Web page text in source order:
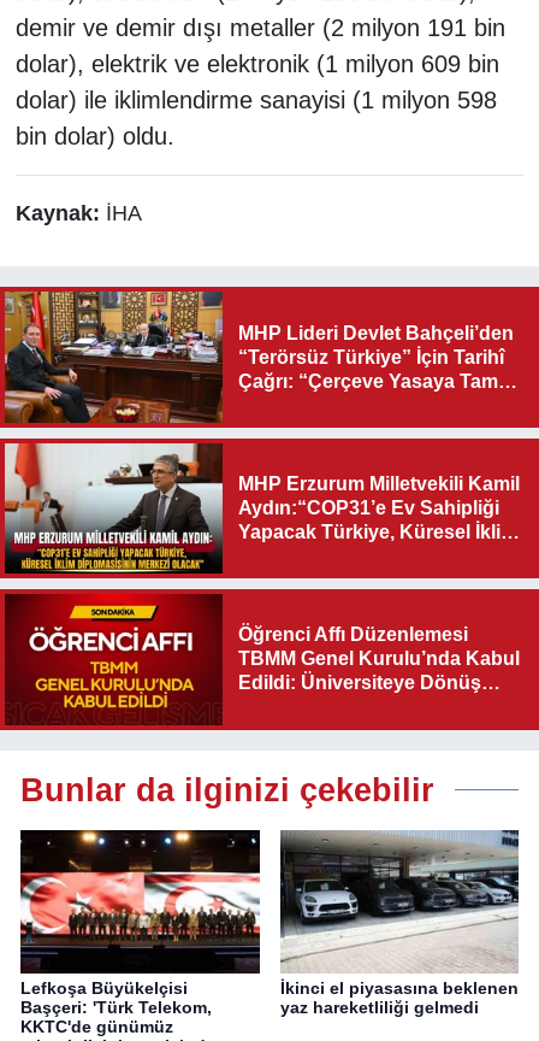
demir ve demir dışı metaller (2 milyon 191 bin
dolar), elektrik ve elektronik (1 milyon 609 bin
dolar) ile iklimlendirme sanayisi (1 milyon 598
bin dolar) oldu.
Kaynak: İHA
MHP Lideri Devlet Bahçeli’den
“Terörsüz Türkiye” İçin Tarihî
Çağrı: “Çerçeve Yasaya Tam
MHP Erzurum Milletvekili Kamil
Aydın:“COP31’e Ev Sahipliği
Yapacak Türkiye, Küresel İklim
Olacak"
Öğrenci Affı Düzenlemesi
TBMM Genel Kurulu’nda Kabul
Edildi: Üniversiteye Dönüş
Bunlar da ilginizi çekebilir
Lefkoşa Büyükelçisi
Başçeri: 'Türk Telekom,
KKTC'de günümüz
İkinci el piyasasına beklenen
yaz hareketliliği gelmedi